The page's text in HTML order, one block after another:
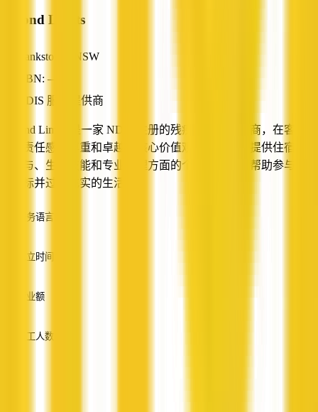
Beyond Limits
Bankstown, NSW
ABN: —
NDIS 服务提供商
Beyond Limits 是一家 NDIS 注册的残疾人服务提供商，在客户至
上、责任感、尊重和卓越的核心价值观的指导下，提供住宿、社
区参与、生活技能和专业护理方面的个性化支持，帮助参与者实
现目标并过上充实的生活。
服务语言
成立时间
营业额
员工人数